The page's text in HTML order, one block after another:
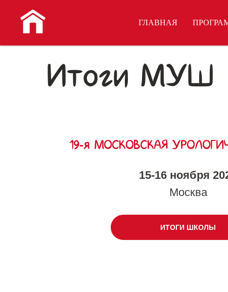
ГЛАВНАЯ
Итоги МУШ
15-16 ноября
Москва
19-я МОСКОВСКАЯ
ИТОГИ ШКОЛЫ